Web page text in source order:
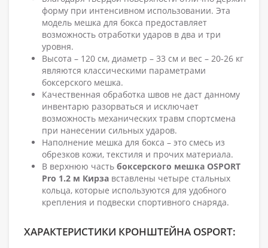
форму при интенсивном использовании. Эта
модель мешка для бокса предоставляет
возможность отработки ударов в два и три
уровня.
Высота – 120 см, диаметр – 33 см и вес – 20-26 кг
являются классическими параметрами
боксерского мешка.
Качественная обработка швов не даст данному
инвентарю разорваться и исключает
возможность механических травм спортсмена
при нанесении сильных ударов.
Наполнение мешка для бокса – это смесь из
обрезков кожи, текстиля и прочих материала.
В верхнюю часть боксерского мешка OSPORT
Pro 1.2 м Кирза вставлены четыре стальных
кольца, которые используются для удобного
крепления и подвески спортивного снаряда.
ХАРАКТЕРИСТИКИ КРОНШТЕЙНА OSPORT: